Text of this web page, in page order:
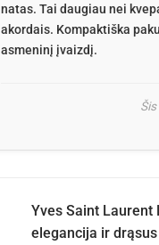
natas. Tai daugiau nei
akordais. Kompaktiška
asmeninį įvaizdį.
Yves Saint
elegancija ir